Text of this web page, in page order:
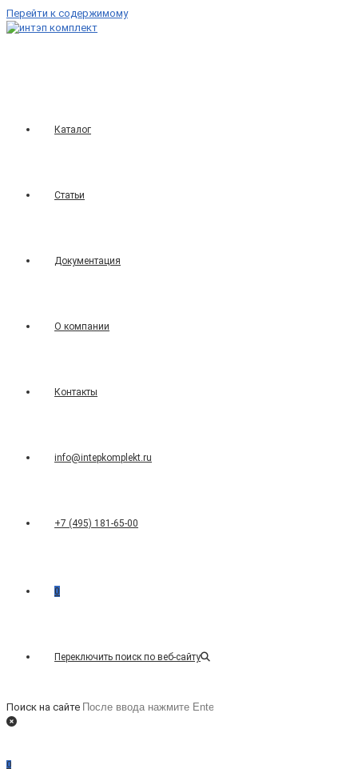
Перейти к содержимому
Каталог
Статьи
Документация
О компании
Контакты
info@intepkomplekt.ru
+7 (495) 181-65-00
0
Переключить поиск по веб-сайту
Поиск на сайте
0